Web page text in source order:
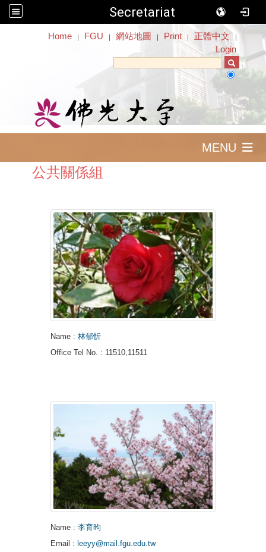
Secretariat
Home ｜ FGU ｜ 網站地圖 ｜ Print ｜ 正體中文 ｜
Login
MENU
公共關係組
Name :林郁忻
Office Tel No. : 11510,11511
Name :李育昀
Email : leeyy@mail.fgu.edu.tw